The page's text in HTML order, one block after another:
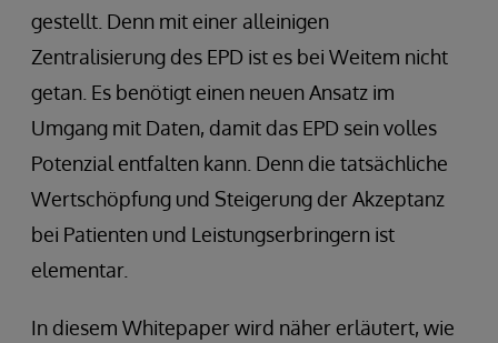
gestellt. Denn mit einer alleinigen
Zentralisierung des EPD ist es bei Weitem nicht
getan. Es benötigt einen neuen Ansatz im
Umgang mit Daten, damit das EPD sein volles
Potenzial entfalten kann. Denn die tatsächliche
Wertschöpfung und Steigerung der Akzeptanz
bei Patienten und Leistungserbringern ist
elementar.
In diesem Whitepaper wird näher erläutert, wie